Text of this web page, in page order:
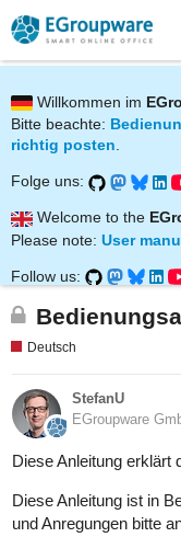
Willkommen im
Bitte beachte:
richtig posten.
Folge uns:
Welcome to the
Please note: User
Follow us:
Deutsch
StefanU
EGroupware
Diese Anleitung erklärt
Diese Anleitung ist in
und Anregungen bitte